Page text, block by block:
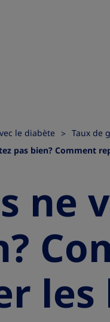
le diabète
Taux de
pas bien? Comment
ne